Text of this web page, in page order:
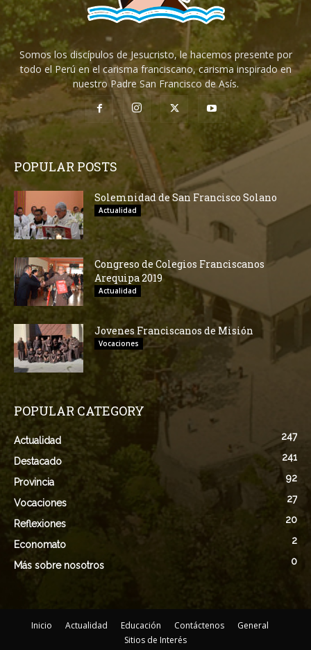
Somos los discípulos de Jesucristo, le hacemos presente por
todo el Perú en el carisma franciscano, carisma inspirado en
nuestro Padre San Francisco de Asís.
POPULAR POSTS
Solemnidad de San Francisco Solano
Actualidad
Congreso de Colegios Franciscanos
Arequipa 2019
Actualidad
Jovenes Franciscanos de Misión
Vocaciones
POPULAR CATEGORY
Actualidad 247
Destacado 241
Provincia 92
Vocaciones 27
Reflexiones 20
Economato 2
Más sobre nosotros 0
Inicio Actualidad Educación Contáctenos
General
Sitios de Interés